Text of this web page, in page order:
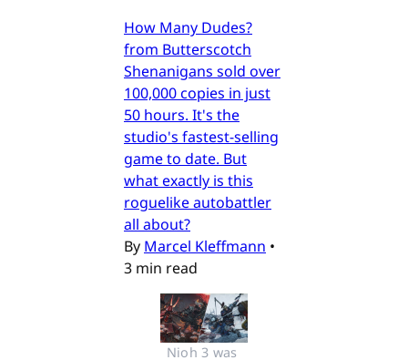
How Many Dudes?
from Butterscotch
Shenanigans sold over
100,000 copies in just
50 hours. It's the
studio's fastest-selling
game to date. But
what exactly is this
roguelike autobattler
all about?
By Marcel Kleffmann •
3 min read
Nioh 3 was